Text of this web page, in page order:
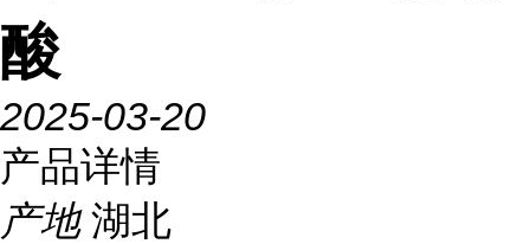
酸
2025-03-20
产品详情
产地 湖北